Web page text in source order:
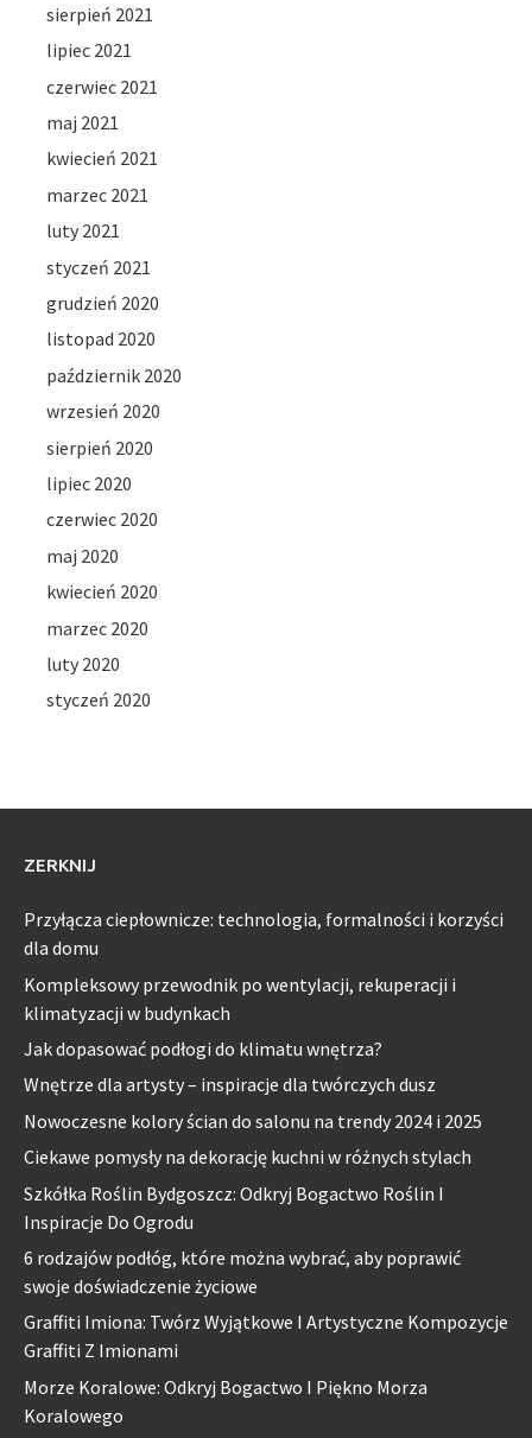
sierpień 2021
lipiec 2021
czerwiec 2021
maj 2021
kwiecień 2021
marzec 2021
luty 2021
styczeń 2021
grudzień 2020
listopad 2020
październik 2020
wrzesień 2020
sierpień 2020
lipiec 2020
czerwiec 2020
maj 2020
kwiecień 2020
marzec 2020
luty 2020
styczeń 2020
ZERKNIJ
Przyłącza ciepłownicze: technologia, formalności i korzyści
dla domu
Kompleksowy przewodnik po wentylacji, rekuperacji i
klimatyzacji w budynkach
Jak dopasować podłogi do klimatu wnętrza?
Wnętrze dla artysty – inspiracje dla twórczych dusz
Nowoczesne kolory ścian do salonu na trendy 2024 i 2025
Ciekawe pomysły na dekorację kuchni w różnych stylach
Szkółka Roślin Bydgoszcz: Odkryj Bogactwo Roślin I
Inspiracje Do Ogrodu
6 rodzajów podłóg, które można wybrać, aby poprawić
swoje doświadczenie życiowe
Graffiti Imiona: Twórz Wyjątkowe I Artystyczne Kompozycje
Graffiti Z Imionami
Morze Koralowe: Odkryj Bogactwo I Piękno Morza
Koralowego